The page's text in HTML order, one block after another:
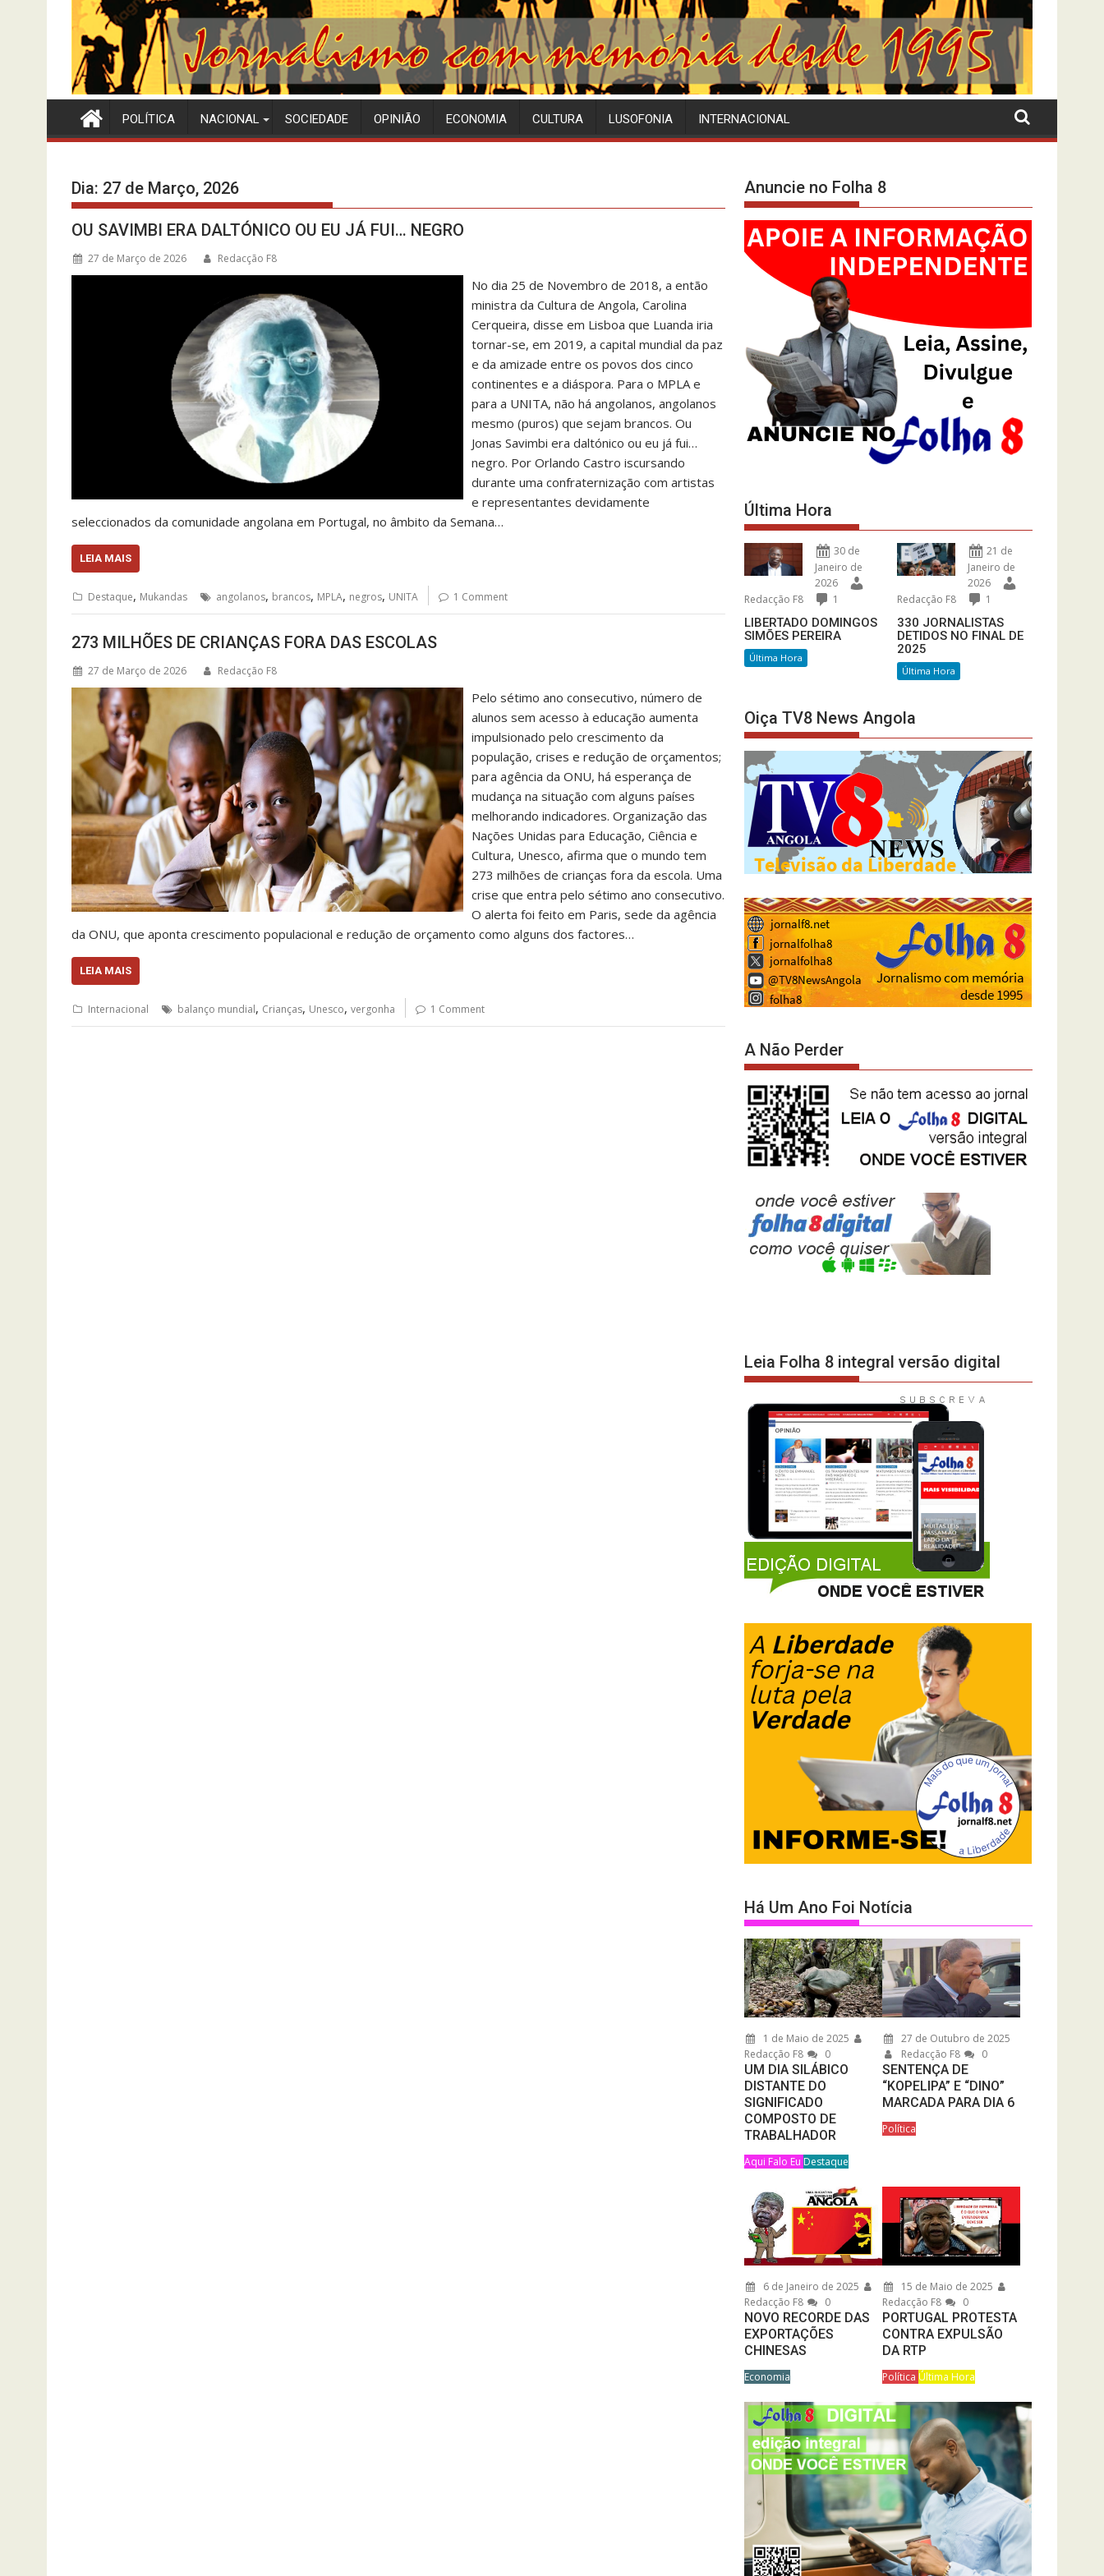
POLÍTICA NACIONAL SOCIEDADE OPINIÃO ECONOMIA CULTURA LUSOFONIA INTERNACIONAL
Dia: 27 de Março, 2026
OU SAVIMBI ERA DALTÓNICO OU EU JÁ FUI… NEGRO
27 de Março de 2026 Redacção F8
No dia 25 de Novembro de 2018, a então
ministra da Cultura de Angola, Carolina
Cerqueira, disse em Lisboa que Luanda iria
tornar-se, em 2019, a capital mundial da paz
e da amizade entre os povos dos cinco
continentes e a diáspora. Para o MPLA e
para a UNITA, não há angolanos, angolanos
mesmo (puros) que sejam brancos. Ou
Jonas Savimbi era daltónico ou eu já fui…
negro. Por Orlando Castro iscursando
durante uma confraternização com artistas
e representantes devidamente
seleccionados da comunidade angolana em Portugal, no âmbito da Semana…
LEIA MAIS
Destaque, Mukandas angolanos, brancos, MPLA, negros, UNITA 1 Comment
273 MILHÕES DE CRIANÇAS FORA DAS ESCOLAS
27 de Março de 2026 Redacção F8
Pelo sétimo ano consecutivo, número de
alunos sem acesso à educação aumenta
impulsionado pelo crescimento da
população, crises e redução de orçamentos;
para agência da ONU, há esperança de
mudança na situação com alguns países
melhorando indicadores. Organização das
Nações Unidas para Educação, Ciência e
Cultura, Unesco, afirma que o mundo tem
273 milhões de crianças fora da escola. Uma
crise que entra pelo sétimo ano consecutivo.
O alerta foi feito em Paris, sede da agência
da ONU, que aponta crescimento populacional e redução de orçamento como alguns dos factores…
LEIA MAIS
Internacional balanço mundial, Crianças, Unesco, vergonha 1 Comment
Anuncie no Folha 8
Última Hora
30 de
Janeiro de
2026
Redacção F8
1
LIBERTADO DOMINGOS
SIMÕES PEREIRA
Última Hora
21 de
Janeiro de
2026
Redacção F8
1
330 JORNALISTAS
DETIDOS NO FINAL DE
2025
Última Hora
Oiça TV8 News Angola
A Não Perder
Leia Folha 8 integral versão digital
Há Um Ano Foi Notícia
1 de Maio de 2025
Redacção F8
0
UM DIA SILÁBICO
DISTANTE DO
SIGNIFICADO
COMPOSTO DE
TRABALHADOR
Aqui Falo Eu Destaque
27 de Outubro de 2025
Redacção F8
0
SENTENÇA DE
“KOPELIPA” E “DINO”
MARCADA PARA DIA 6
Política
6 de Janeiro de 2025
Redacção F8
0
NOVO RECORDE DAS
EXPORTAÇÕES
CHINESAS
Economia
15 de Maio de 2025
Redacção F8
0
PORTUGAL PROTESTA
CONTRA EXPULSÃO
DA RTP
Política Última Hora